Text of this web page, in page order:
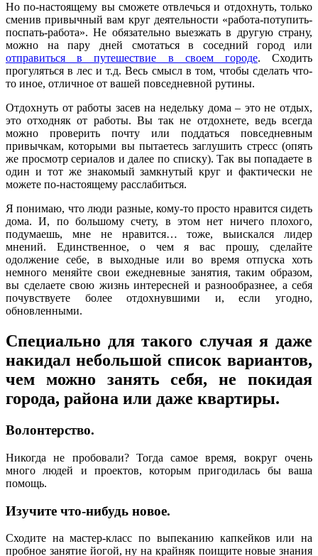
Но по-настоящему вы сможете отвлечься и отдохнуть, только
сменив привычный вам круг деятельности «работа-потупить-
поспать-работа». Не обязательно выезжать в другую страну,
можно на пару дней смотаться в соседний город или
отправиться в путешествие в своем городе. Сходить
прогуляться в лес и т.д. Весь смысл в том, чтобы сделать что-
то иное, отличное от вашей повседневной рутины.
Отдохнуть от работы засев на недельку дома – это не отдых,
это отходняк от работы. Вы так не отдохнете, ведь всегда
можно проверить почту или поддаться повседневным
привычкам, которыми вы пытаетесь заглушить стресс (опять
же просмотр сериалов и далее по списку). Так вы попадаете в
один и тот же знакомый замкнутый круг и фактически не
можете по-настоящему расслабиться.
Я понимаю, что люди разные, кому-то просто нравится сидеть
дома. И, по большому счету, в этом нет ничего плохого,
подумаешь, мне не нравится… тоже, выискался лидер
мнений. Единственное, о чем я вас прошу, сделайте
одолжение себе, в выходные или во время отпуска хоть
немного меняйте свои ежедневные занятия, таким образом,
вы сделаете свою жизнь интересней и разнообразнее, а себя
почувствуете более отдохнувшими и, если угодно,
обновленными.
Специально для такого случая я даже
накидал небольшой список вариантов,
чем можно занять себя, не покидая
города, района или даже квартиры.
Волонтерство.
Никогда не пробовали? Тогда самое время, вокруг очень
много людей и проектов, которым пригодилась бы ваша
помощь.
Изучите что-нибудь новое.
Сходите на мастер-класс по выпеканию капкейков или на
пробное занятие йогой, ну на крайняк поищите новые знания